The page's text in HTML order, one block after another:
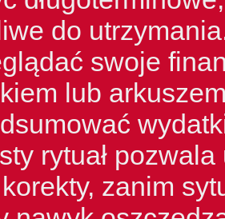
do
swoje
lub
rytuał
zanim